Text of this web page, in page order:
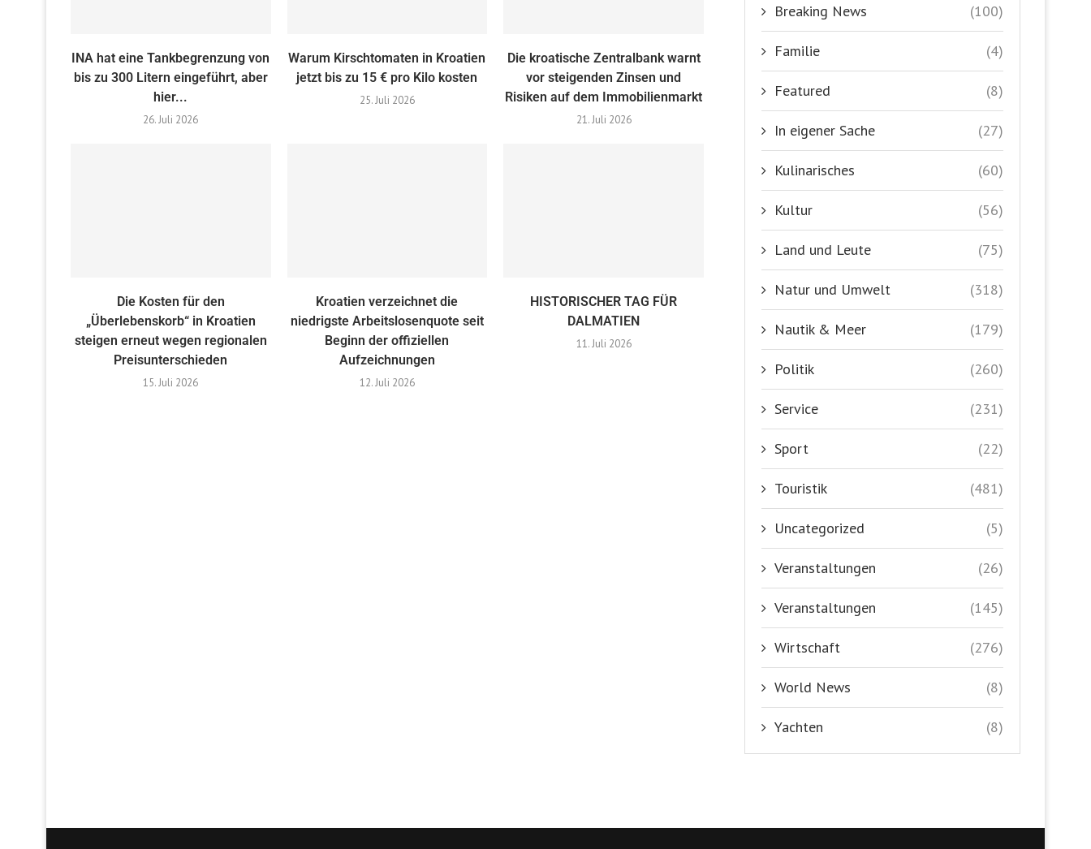
INA hat eine Tankbegrenzung von
bis zu 300 Litern eingeführt, aber
hier...
26. Juli 2026
Warum Kirschtomaten in Kroatien
jetzt bis zu 15 € pro Kilo kosten
25. Juli 2026
Die kroatische Zentralbank warnt
vor steigenden Zinsen und
Risiken auf dem Immobilienmarkt
21. Juli 2026
Die Kosten für den
„Überlebenskorb“ in Kroatien
steigen erneut wegen regionalen
Preisunterschieden
15. Juli 2026
Kroatien verzeichnet die
niedrigste Arbeitslosenquote seit
Beginn der offiziellen
Aufzeichnungen
12. Juli 2026
HISTORISCHER TAG FÜR
DALMATIEN
11. Juli 2026
Breaking News (100)
Familie (4)
Featured (8)
In eigener Sache (27)
Kulinarisches (60)
Kultur (56)
Land und Leute (75)
Natur und Umwelt (318)
Nautik & Meer (179)
Politik (260)
Service (231)
Sport (22)
Touristik (481)
Uncategorized (5)
Veranstaltungen (26)
Veranstaltungen (145)
Wirtschaft (276)
World News (8)
Yachten (8)